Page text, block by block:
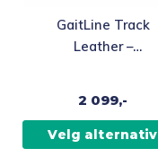
GaitLine Track
Leather –
Herre
2 099,-
Velg alternativ
Alternativene
kan